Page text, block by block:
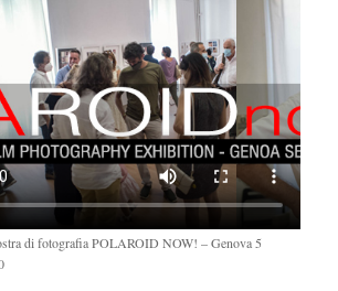
di fotografia POLAROID NOW! – Genova 5